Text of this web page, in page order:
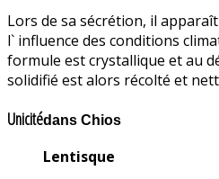
Lors de sa sécrétion, il
l` influence des conditions
formule est crystallique et au
solidifié est alors récolté et
Unicitédans Chios
Lentisque